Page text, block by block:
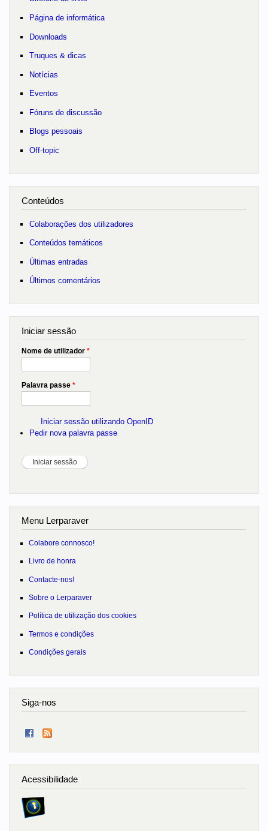
Página de informática
Downloads
Truques & dicas
Notícias
Eventos
Fóruns de discussão
Blogs pessoais
Off-topic
Conteúdos
Colaborações dos utilizadores
Conteúdos temáticos
Últimas entradas
Últimos comentários
Iniciar sessão
Nome de utilizador *
Palavra passe *
Iniciar sessão utilizando OpenID
Pedir nova palavra passe
Menu Lerparaver
Colabore connosco!
Livro de honra
Contacte-nos!
Sobre o Lerparaver
Política de utilização dos cookies
Termos e condições
Condições gerais
Siga-nos
Acessibilidade